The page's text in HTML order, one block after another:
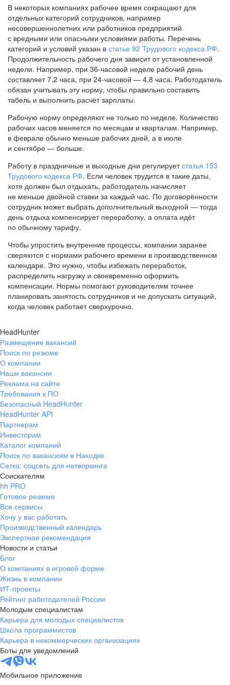
В некоторых компаниях рабочее время сокращают для
отдельных категорий сотрудников, например
несовершеннолетних или работников предприятий
с вредными или опасными условиями работы. Перечень
категорий и условий указан в статье 92 Трудового кодекса РФ.
Продолжительность рабочего дня зависит от установленной
недели. Например, при 36-часовой неделе рабочий день
составляет 7,2 часа, при 24-часовой — 4,8 часа. Работодатель
обязан учитывать эту норму, чтобы правильно составить
табель и выполнить расчёт зарплаты.
Рабочую норму определяют не только по неделе. Количество
рабочих часов меняется по месяцам и кварталам. Например,
в феврале обычно меньше рабочих дней, а в июле
и сентябре — больше.
Работу в праздничные и выходные дни регулируетстатья 153
Трудового кодекса РФ. Если человек трудится в такие даты,
хотя должен был отдыхать, работодатель начисляет
не меньше двойной ставки за каждый час. По договорённости
сотрудник может выбрать дополнительный выходной — тогда
день отдыха компенсирует переработку, а оплата идёт
по обычному тарифу.
Чтобы упростить внутренние процессы, компании заранее
сверяются с нормами рабочего времени в производственном
календаре. Это нужно, чтобы избежать переработок,
распределить нагрузку и своевременно оформить
компенсации. Нормы помогают руководителям точнее
планировать занятость сотрудников и не допускать ситуаций,
когда человек работает сверхурочно.
HeadHunter
Размещение вакансий
Поиск по резюме
О компании
Наши вакансии
Реклама на сайте
Требования к ПО
Безопасный HeadHunter
HeadHunter API
Партнерам
Инвесторам
Каталог компаний
Поиск по вакансиям в Находке
Сетка: соцсеть для нетворкинга
Соискателям
hh PRO
Готовое резюме
Все сервисы
Хочу у вас работать
Производственный календарь
Экспертная рекомендация
Новости и статьи
Блог
О компаниях в игровой форме
Жизнь в компании
ИТ-проекты
Рейтинг работодателей России
Молодым специалистам
Карьера для молодых специалистов
Школа программистов
Карьера в некоммерческих организациях
Боты для уведомлений
Мобильное приложение